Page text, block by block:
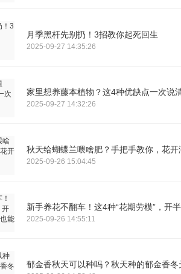
月季黑杆先别扔！3招教你起死回生
2025-09-27 14:35:26
家里想养藤本植物？这4种优缺点一次说
2025-09-27 14:32:26
秋天给蝴蝶兰喂啥肥？手把手教你，花开
2025-09-26 15:04:45
新手养花不翻车！这4种“花期劳模”，开
2025-09-26 14:55:11
郁金香秋天可以种吗？秋天种的郁金香冬